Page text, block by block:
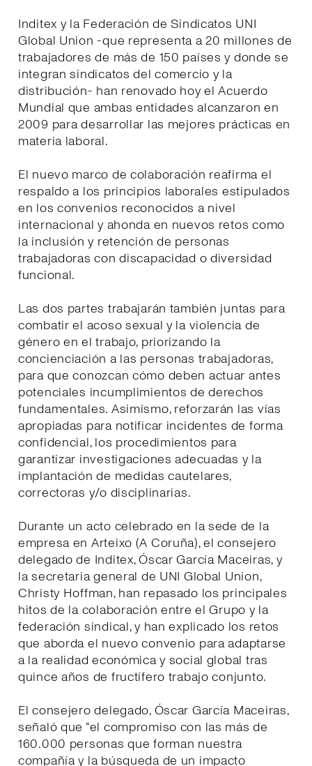
Inditex y la Federación de Sindicatos UNI
Global Union -que representa a 20 millones de
trabajadores de más de 150 países y donde se
integran sindicatos del comercio y la
distribución- han renovado hoy el Acuerdo
Mundial que ambas entidades alcanzaron en
2009 para desarrollar las mejores prácticas en
materia laboral.
El nuevo marco de colaboración reafirma el
respaldo a los principios laborales estipulados
en los convenios reconocidos a nivel
internacional y ahonda en nuevos retos como
la inclusión y retención de personas
trabajadoras con discapacidad o diversidad
funcional.
Las dos partes trabajarán también juntas para
combatir el acoso sexual y la violencia de
género en el trabajo, priorizando la
concienciación a las personas trabajadoras,
para que conozcan cómo deben actuar antes
potenciales incumplimientos de derechos
fundamentales. Asimismo, reforzarán las vías
apropiadas para notificar incidentes de forma
confidencial, los procedimientos para
garantizar investigaciones adecuadas y la
implantación de medidas cautelares,
correctoras y/o disciplinarias.
Durante un acto celebrado en la sede de la
empresa en Arteixo (A Coruña), el consejero
delegado de Inditex, Óscar García Maceiras, y
la secretaria general de UNI Global Union,
Christy Hoffman, han repasado los principales
hitos de la colaboración entre el Grupo y la
federación sindical, y han explicado los retos
que aborda el nuevo convenio para adaptarse
a la realidad económica y social global tras
quince años de fructífero trabajo conjunto.
El consejero delegado, Óscar García Maceiras,
señaló que “el compromiso con las más de
160.000 personas que forman nuestra
compañía y la búsqueda de un impacto